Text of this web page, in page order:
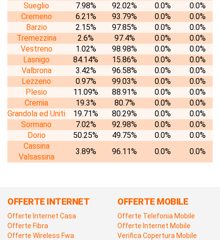
Sueglio
7.98% 92.02% 0.0%
0.0%
Cremeno
6.21% 93.79% 0.0%
0.0%
Barzio
2.15% 97.85% 0.0%
0.0%
Tremezzina
2.6% 97.4% 0.0%
0.0%
Vestreno
1.02% 98.98% 0.0%
0.0%
Lasnigo
84.14% 15.86% 0.0%
0.0%
Valbrona
3.42% 96.58% 0.0%
0.0%
Lezzeno
0.97% 99.03% 0.0%
0.0%
Plesio
11.09% 88.91% 0.0%
0.0%
Cremia
19.3% 80.7% 0.0%
0.0%
Grandola ed Uniti
19.71% 80.29% 0.0%
0.0%
Sormano
7.02% 92.98% 0.0%
0.0%
Dorio
50.25% 49.75% 0.0%
0.0%
Cassina
Valsassina
3.89% 96.11% 0.0% 0.0%
OFFERTE INTERNET
Offerte Internet Casa
Offerte Fibra
Offerte Wireless Fwa
OFFERTE MOBILE
Offerte Telefonia Mobile
Offerte Internet Mobile
Verifica Copertura Mobile